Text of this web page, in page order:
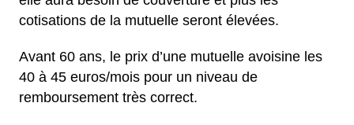
cotisations de la mutuelle seront élevées.
Avant 60 ans, le prix d’une mutuelle avoisine les
40 à 45 euros/mois pour un niveau de
remboursement très correct.